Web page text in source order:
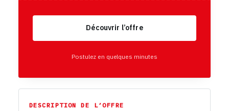
Découvrir l’offre
Postulez en quelques minutes
DESCRIPTION DE L’OFFRE